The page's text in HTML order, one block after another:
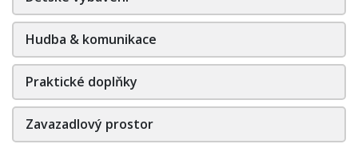
Hudba & komunikace
Praktické doplňky
Zavazadlový prostor